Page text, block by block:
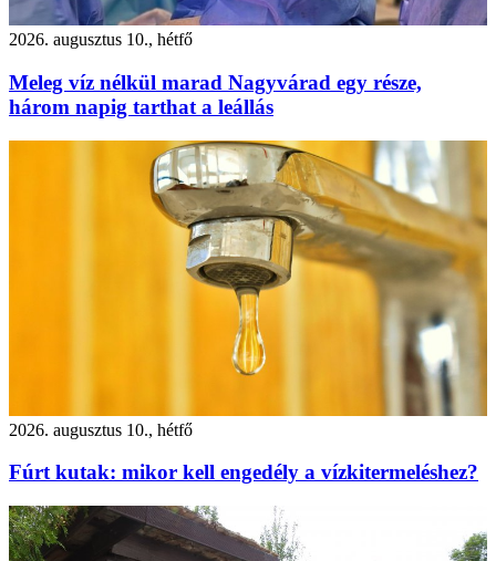
2026. augusztus 10., hétfő
Meleg víz nélkül marad Nagyvárad egy része,
három napig tarthat a leállás
2026. augusztus 10., hétfő
Fúrt kutak: mikor kell engedély a vízkitermeléshez?